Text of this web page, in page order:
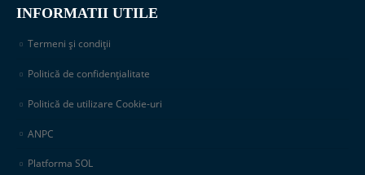
INFORMATII UTILE
Termeni și condiții
Politică de confidențialitate
Politică de utilizare Cookie-uri
ANPC
Platforma SOL